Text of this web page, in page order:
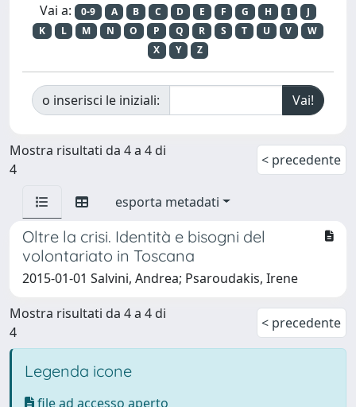
Vai a: 0-9 A B C D E F G H I
J
K
L M N O P Q R S T U V
W
X
Y Z
o inserisci le iniziali:
Mostra risultati da 4 a 4 di
4
< precedente
esporta metadati
Oltre la crisi. Identità e bisogni del
volontariato in Toscana
2015-01-01 Salvini, Andrea; Psaroudakis, Irene
Mostra risultati da 4 a 4 di
4
< precedente
Legenda icone
file ad accesso aperto